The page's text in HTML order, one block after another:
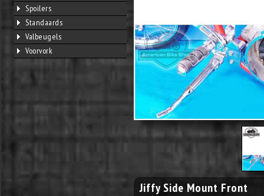
Spoilers
Standaards
Valbeugels
Voorvork
Jiffy Side Mount Front